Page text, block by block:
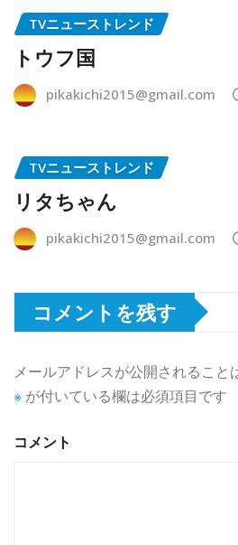
TVニューストレンド
トウフ国
pikakichi2015@gmail.com
TVニューストレンド
リタちゃん
pikakichi2015@gmail.com
コメントを残す
メールアドレスが公開されること
※ が付いている欄は必須項目です
コメント